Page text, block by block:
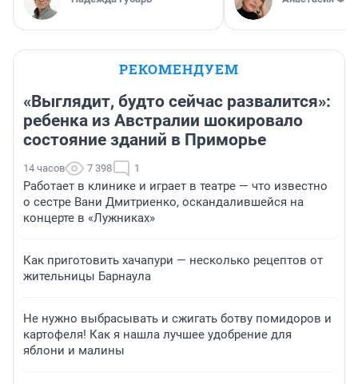
РЕКОМЕНДУЕМ
«Выглядит, будто сейчас развалится»:
ребенка из Австралии шокировало
состояние зданий в Приморье
14 часов 7 398 1
Работает в клинике и играет в театре — что известно
о сестре Вани Дмитриенко, оскандалившейся на
концерте в «Лужниках»
Как приготовить хачапури — несколько рецептов от
жительницы Барнаула
Не нужно выбрасывать и сжигать ботву помидоров и
картофеля! Как я нашла лучшее удобрение для
яблони и малины